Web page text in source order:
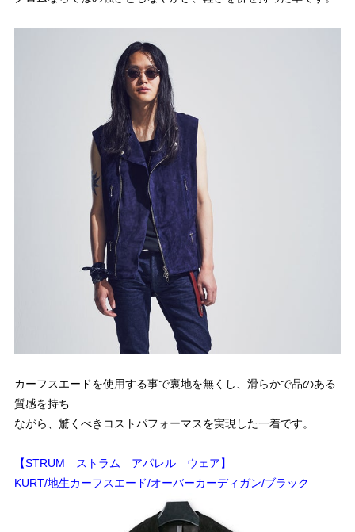
カーフスエードを使用する事で裏地を無くし、滑らかで品のある
質感を持ち
ながら、驚くべきコストパフォーマスを実現した一着です。
【STRUM ストラム アパレル ウェア】
KURT/地生カーフスエード/オーバーカーディガン/ブラック